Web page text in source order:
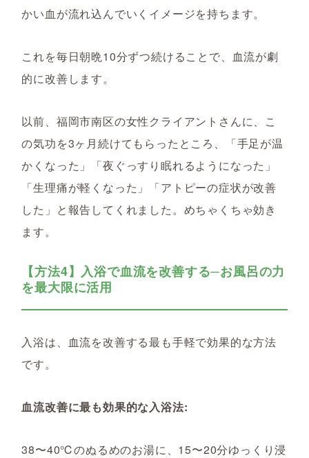
かい血が流れ込んでいくイメージを持ちます。
これを毎日朝晩10分ずつ続けることで、血流が劇
的に改善します。
以前、福岡市南区の女性クライアントさんに、こ
の気功を3ヶ月続けてもらったところ、「手足が温
かくなった」「夜ぐっすり眠れるようになった」
「生理痛が軽くなった」「アトピーの症状が改善
した」と報告してくれました。めちゃくちゃ効き
ます。
【方法4】入浴で血流を改善する─お風呂の力
を最大限に活用
入浴は、血流を改善する最も手軽で効果的な方法
です。
血流改善に最も効果的な入浴法:
38〜40℃のぬるめのお湯に、15〜20分ゆっくり浸